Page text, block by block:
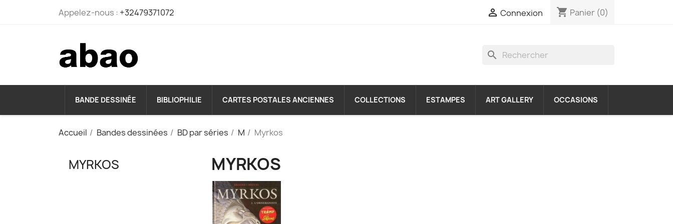
Appelez-nous : +32479371072  Connexion shopping_cart Panier (0)
search
BANDE DESSINÉE BIBLIOPHILIE CARTES POSTALES ANCIENNES COLLECTIONS ESTAMPES ART GALLERY OCCASIONS
Accueil Bandes dessinées BD par séries M Myrkos
MYRKOS MYRKOS